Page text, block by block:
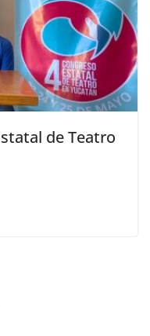
de Teatro